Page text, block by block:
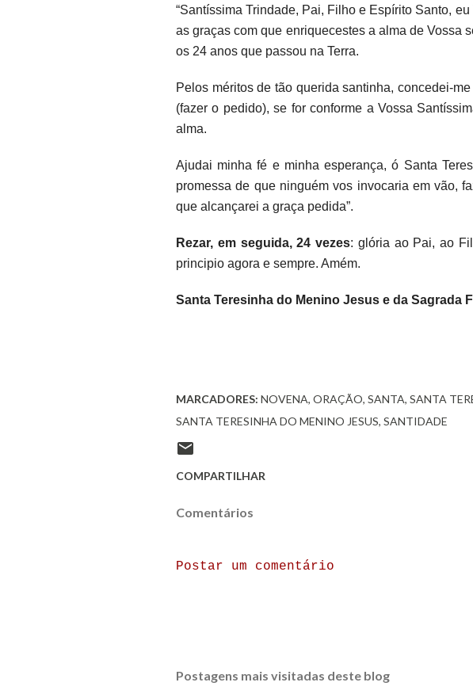
“Santíssima Trindade, Pai, Filho e Espírito Santo,
as graças com que enriquecestes a alma de Vossa
os 24 anos que passou na Terra.
Pelos méritos de tão querida santinha, concedei-
(fazer o pedido), se for conforme a Vossa
alma.
Ajudai minha fé e minha esperança, ó Santa
promessa de que ninguém vos invocaria em vão,
que alcançarei a graça pedida”.
Rezar, em seguida, 24 vezes: glória ao Pai, ao
principio agora e sempre. Amém.
Santa Teresinha do Menino Jesus e da Sagrada
MARCADORES: NOVENA ORAÇÃO SANTA SANTA
SANTA TERESINHA DO MENINO JESUS SANTIDADE
COMPARTILHAR
Comentários
Postar um comentário
Postagens mais visitadas deste blog